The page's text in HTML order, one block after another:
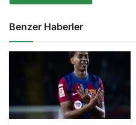
Benzer Haberler